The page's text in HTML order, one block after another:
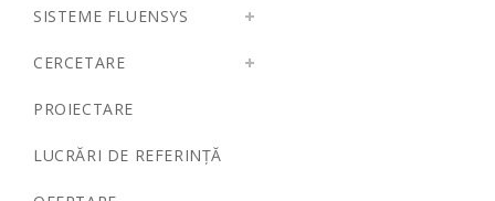
SISTEME FLUENSYS
CERCETARE
PROIECTARE
LUCRĂRI DE REFERINȚĂ